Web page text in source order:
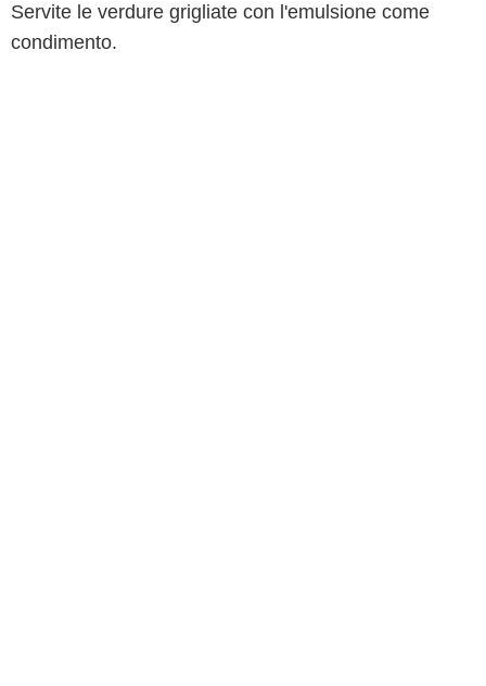
Servite le verdure grigliate con l'emulsione come
condimento.